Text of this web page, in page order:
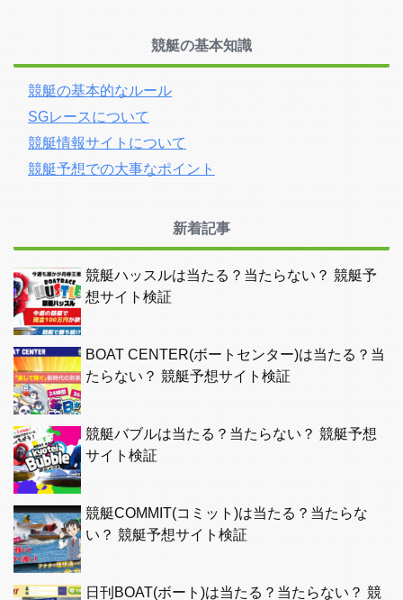
競艇の基本知識
競艇の基本的なルール
SGレースについて
競艇情報サイトについて
競艇予想での大事なポイント
新着記事
競艇ハッスルは当たる？当たらない？ 競艇予
想サイト検証
BOAT CENTER(ボートセンター)は当たる？当
たらない？ 競艇予想サイト検証
競艇バブルは当たる？当たらない？ 競艇予想
サイト検証
競艇COMMIT(コミット)は当たる？当たらな
い？ 競艇予想サイト検証
日刊BOAT(ボート)は当たる？当たらない？ 競